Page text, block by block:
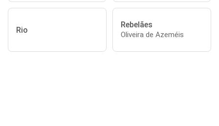
Rio
Rebelães
Oliveira de Azeméis